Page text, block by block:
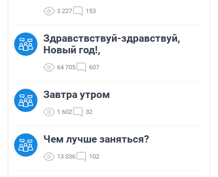
3 227 153
Здравствствуй-здравствуй,
Новый год!,
64 705 607
Завтра утром
1 602 32
Чем лучше заняться?
13 036 102